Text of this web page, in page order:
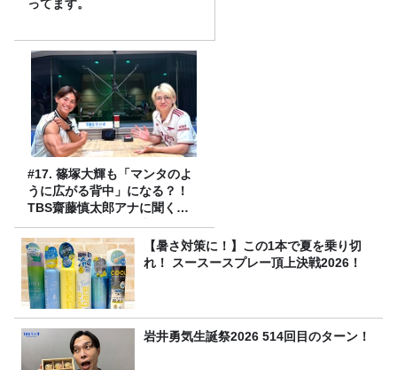
ってます。
#17. 篠塚大輝も「マンタのよ
うに広がる背中」になる？！
TBS齋藤慎太郎アナに聞くメ
ンズフィジークの魅力！！
【暑さ対策に！】この1本で夏を乗り切
れ！ スースースプレー頂上決戦2026！
岩井勇気生誕祭2026 514回目のターン！